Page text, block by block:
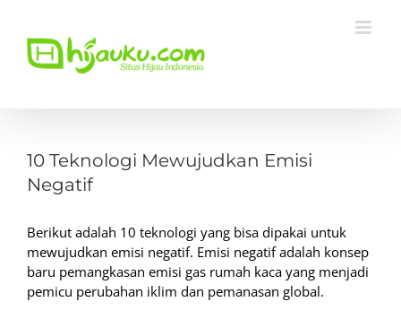
content
Larger
Image
10 Teknologi Mewujudkan Emisi
Negatif
Berikut adalah 10 teknologi yang bisa dipakai untuk
mewujudkan emisi negatif. Emisi negatif adalah konsep
baru pemangkasan emisi gas rumah kaca yang menjadi
pemicu perubahan iklim dan pemanasan global.